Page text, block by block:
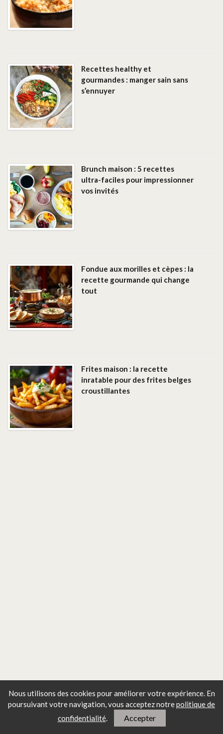
Nous utilisons des cookies pour améliorer votre expérience. En
poursuivant votre navigation, vous acceptez notrepolitique de
confidentialité. Accepter
Recettes healthy et
gourmandes : manger sain sans
s’ennuyer
Brunch maison : 5 recettes
ultra-faciles pour impressionner
vos invités
Fondue aux morilles et cèpes : la
recette gourmande qui change
tout
Frites maison : la recette
inratable pour des frites belges
croustillantes
Articles récents Recettes